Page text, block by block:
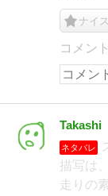
ナイス
コメン
Takashi
ネタバレ
描写は
走りの